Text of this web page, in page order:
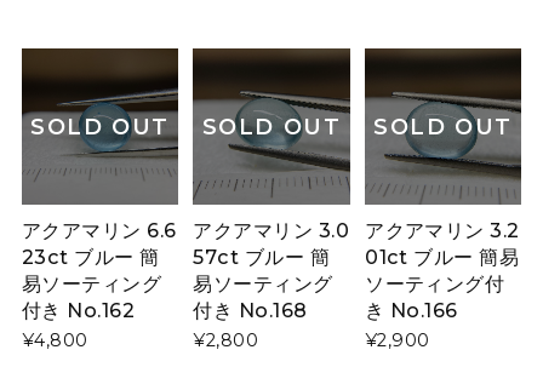
SOLD OUT
アクアマリン 6.6
23ct ブルー 簡
易ソーティング
付き No.162
¥4,800
SOLD OUT
アクアマリン 3.0
57ct ブルー 簡
易ソーティング
付き No.168
¥2,800
SOLD OUT
アクアマリン 3.2
01ct ブルー 簡易
ソーティング付
き No.166
¥2,900